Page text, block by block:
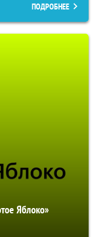
ПОДРОБНЕЕ
Яблоко»